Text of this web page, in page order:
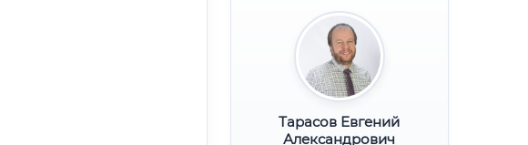
Тарасов Евгений
Александрович